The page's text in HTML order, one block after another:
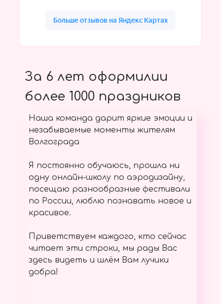
За 6 лет оформилии
более 1000 праздников
Наша команда дарит яркие эмоции и
незабываемые моменты жителям
Волгограда
Я постоянно обучаюсь, прошла ни
одну онлайн-школу по аэродизайну,
посещаю разнообразные фестивали
по России, люблю познавать новое и
красивое.
Приветствуем каждого, кто сейчас
читает эти строки, мы рады Вас
здесь видеть и шлём Вам лучики
добра!